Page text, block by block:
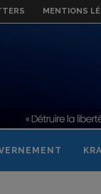
MENTIONS